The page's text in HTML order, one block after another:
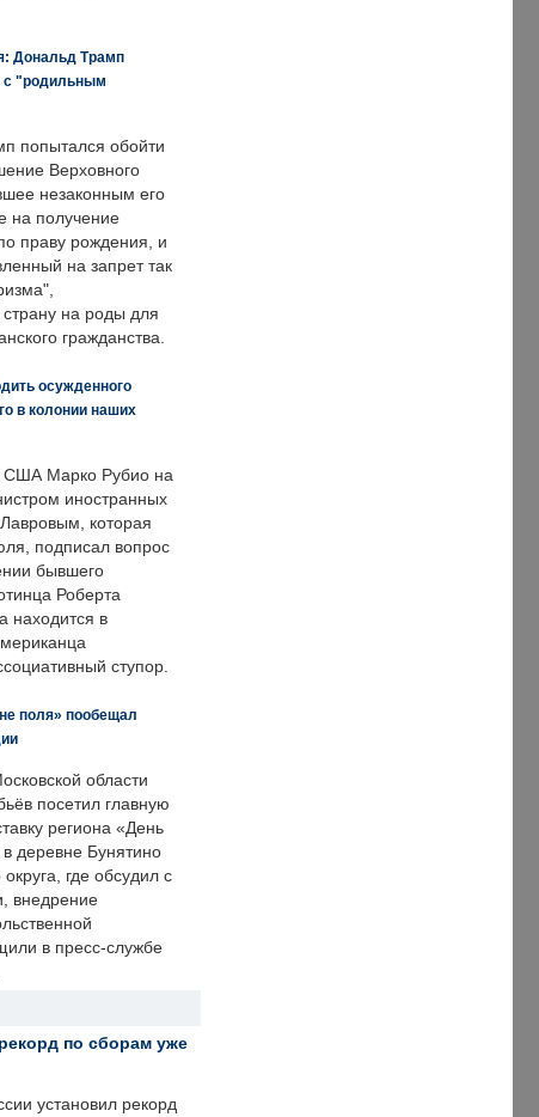
Дональд Трамп
с "родильным
попытался обойти
Верховного
незаконным его
на получение
праву рождения, и
на запрет так
на роды для
гражданства.
осужденного
в колонии наших
США Марко Рубио на
иностранных
которая
подписал вопрос
бывшего
Роберта
находится в
ступор.
поля» пообещал
области
посетил главную
региона «День
деревне Бунятино
где обсудил с
внедрение
в пресс-службе
по сборам уже
установил рекорд